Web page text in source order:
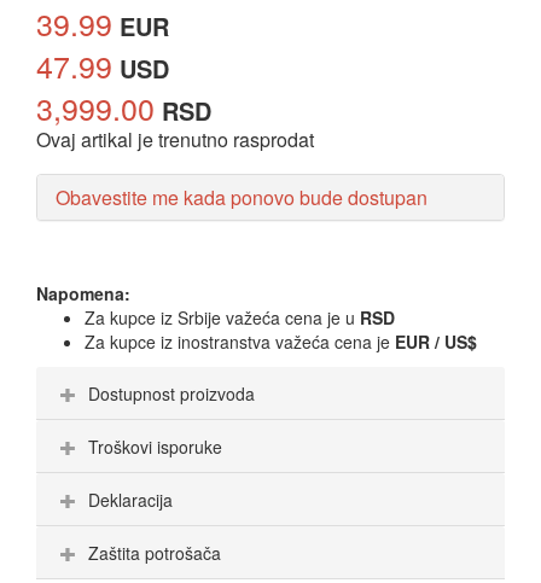
39.99 EUR
47.99 USD
3,999.00 RSD
Ovaj artikal je trenutno rasprodat
Obavestite me kada ponovo bude dostupan
Napomena:
Za kupce iz Srbije važeća cena je u RSD
Za kupce iz inostranstva važeća cena je EUR / US$
Dostupnost proizvoda
Troškovi isporuke
Deklaracija
Zaštita potrošača